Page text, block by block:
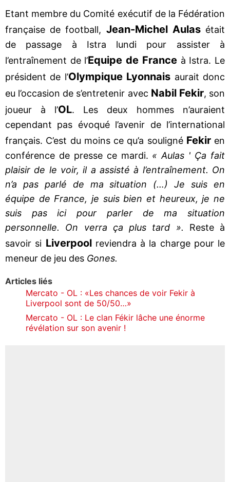
Etant membre du Comité exécutif de la Fédération
française de football, Jean-Michel Aulasétait
de passage à Istra lundi pour assister à
l’entraînement de l’Equipe de Franceà Istra. Le
président de l’Olympique Lyonnais aurait donc
eu l’occasion de s’entretenir avec Nabil Fekir, son
joueur à l’OL. Les deux hommes n’auraient
cependant pas évoqué l’avenir de l’international
français. C’est du moins ce qu’a souligné Fekiren
conférence de presse ce mardi. « Aulas ' Ça fait
plaisir de le voir, il a assisté à l’entraînement. On
n’a pas parlé de ma situation (…) Je suis en
équipe de France, je suis bien et heureux, je ne
suis pas ici pour parler de ma situation
personnelle. On verra ça plus tard ». Reste à
savoir si Liverpoolreviendra à la charge pour le
meneur de jeu des Gones.
Articles liés
Mercato - OL : «Les chances de voir Fekir à
Liverpool sont de 50/50…»
Mercato - OL : Le clan Fékir lâche une énorme
révélation sur son avenir !